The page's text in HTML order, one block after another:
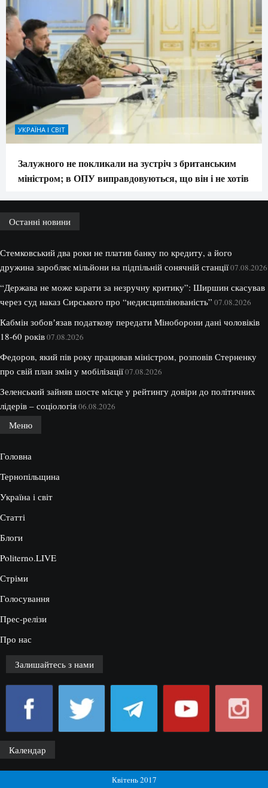
УКРАЇНА І СВІТ
Залужного не покликали на зустріч з британським
міністром; в ОПУ виправдовуються, що він і не хотів
Останні новини
Стемковський два роки не платив банку по кредиту, а його
дружина заробляє мільйони на підпільній сонячній станції07.08.2026
“Держава не може карати за незручну критику”: Ширшин скасував
через суд наказ Сирського про “недисциплінованість” 07.08.2026
Кабмін зобовʼязав податкову передати Міноборони дані чоловіків
18-60 років07.08.2026
Федоров, який пів року працював міністром, розповів Стерненку
про свій план змін у мобілізації07.08.2026
Зеленський зайняв шосте місце у рейтингу довіри до політичних
лідерів – соціологія06.08.2026
Меню
Головна
Тернопільщина
Україна і світ
Статті
Блоги
Politerno.LIVE
Стріми
Голосування
Прес-релізи
Про нас
Залишайтесь з нами
Календар
Квітень 2017